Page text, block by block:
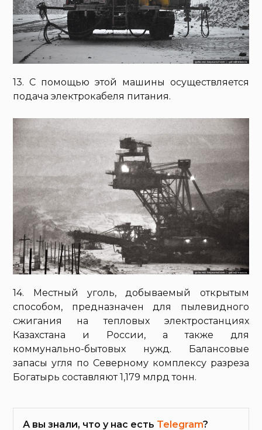
13. С помощью этой машины осуществляется
подача электрокабеля питания.
14. Местный уголь, добываемый открытым
способом, предназначен для пылевидного
сжигания на тепловых электростанциях
Казахстана и России, а также для
коммунально-бытовых нужд. Балансовые
запасы угля по Северному комплексу разреза
Богатырь составляют 1,179 млрд тонн.
А вы знали, что у нас есть Telegram?